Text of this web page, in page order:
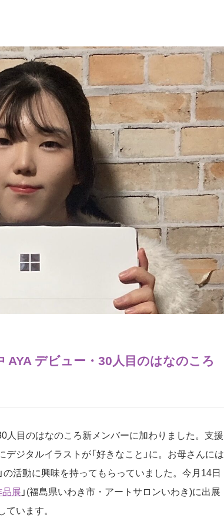
デビュー・30人目のはなのころ
人目のはなのころ新メンバーに加わりました。支援
ジタルイラストが「好きなこと」に。お母さんには
の活動に興味を持ってもらっていました。今月14日
展 」(福島県いわき市・アートサロンいわき)に出展
います。